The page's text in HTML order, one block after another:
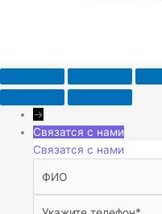
→
Связатся с нами
Связатся с нами